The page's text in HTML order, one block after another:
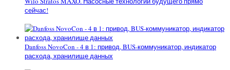
сейчас!
Danfoss NovoCon - 4 в 1: привод, BUS-коммуникатор, индикатор
расхода, хранилище данных